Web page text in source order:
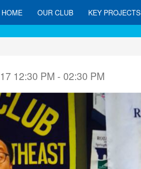
HOME OUR CLUB KEY PROJECTS
12:30 PM - 02:30 PM